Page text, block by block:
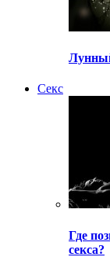
Секс
Где
секса?